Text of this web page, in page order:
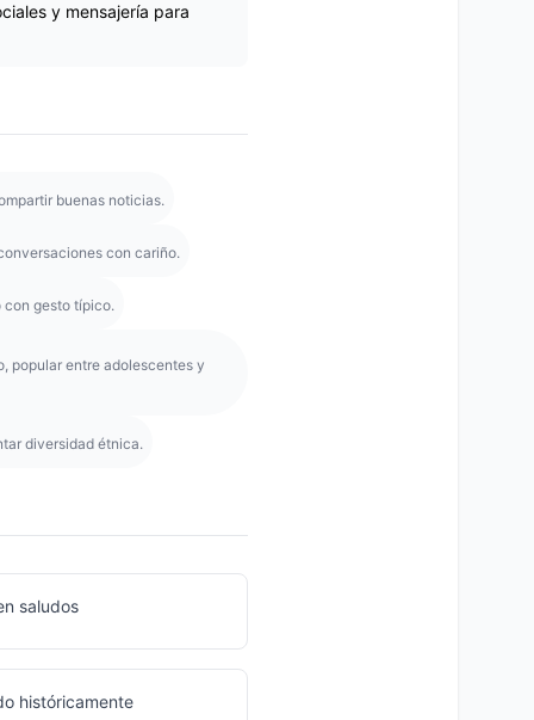
y mensajería para
buenas noticias.
con cariño.
con gesto típico.
popular entre adolescentes y
diversidad étnica.
saludos
históricamente